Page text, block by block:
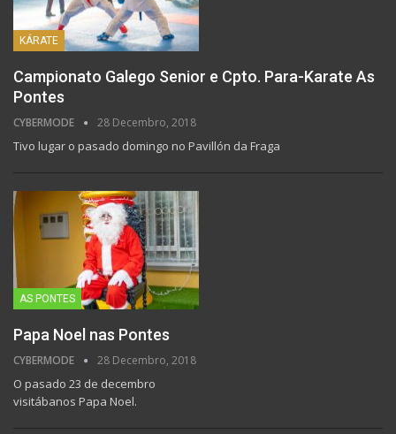
KÁRATE
Campionato Galego Senior e Cpto. Para-Karate As
Pontes
CYBERMODE 28 Decembro, 2018
Tivo lugar o pasado domingo no Pavillón da Fraga
AS PONTES
Papa Noel nas Pontes
CYBERMODE 28 Decembro, 2018
O pasado 23 de decembro
visitábanos Papa Noel.